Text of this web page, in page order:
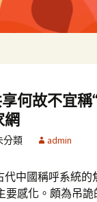
何故不宜稱
網
分類 admin
代中國稱呼系統的
要感化。頗為吊